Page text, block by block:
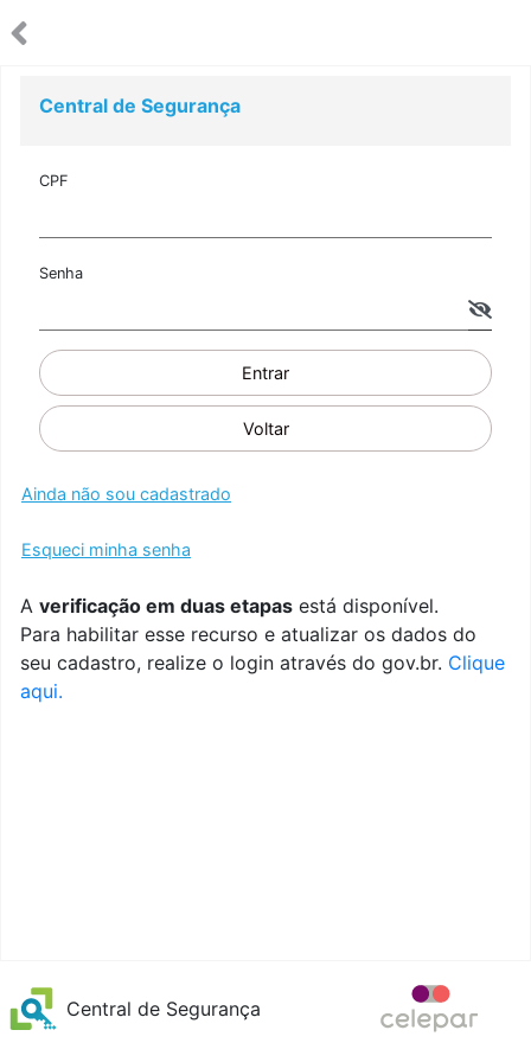
Central de Segurança
CPF
Senha
Entrar
Voltar
Ainda não sou cadastrado
Esqueci minha senha
A verificação em duas etapas está disponível.
Para habilitar esse recurso e atualizar os dados do
seu cadastro, realize o login através do gov.br. Clique
aqui.
Central de Segurança